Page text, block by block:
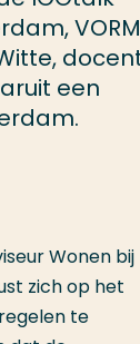
een
Wonen bij
zich op het
te